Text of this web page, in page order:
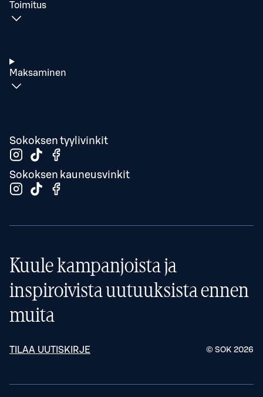
Toimitus
Maksaminen
Sokoksen tyylivinkit
Sokoksen kauneusvinkit
Kuule kampanjoista ja
inspiroivista uutuuksista ennen
muita
TILAA UUTISKIRJE © SOK 2026